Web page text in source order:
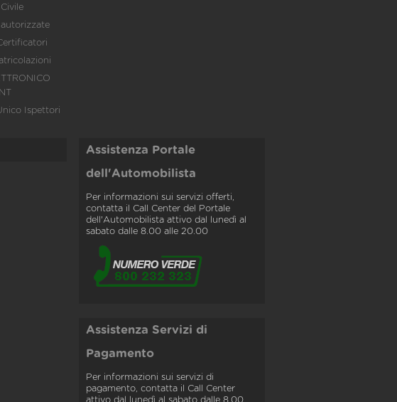
Ispettori
Assistenza Portale
dell'Automobilista
Per informazioni sui servizi offerti,
contatta il Call Center del Portale
dell'Automobilista attivo dal lunedì al
sabato dalle 8.00 alle 20.00
Assistenza Servizi di
Pagamento
Per informazioni sui servizi di
pagamento, contatta il Call Center